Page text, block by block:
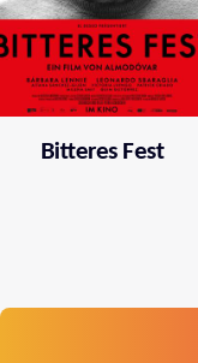
Bitteres Fest